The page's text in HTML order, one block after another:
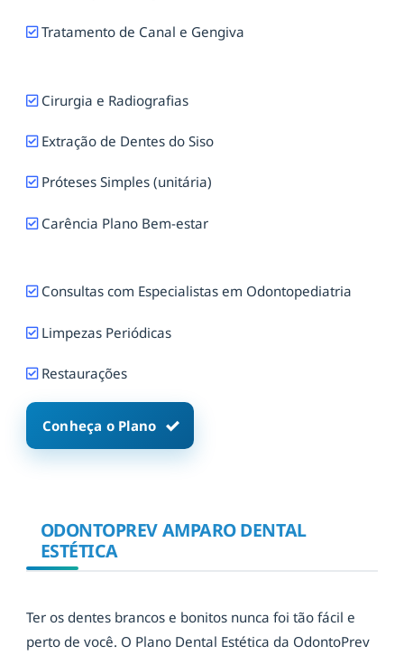
Tratamento de Canal e Gengiva
Cirurgia e Radiografias
Extração de Dentes do Siso
Próteses Simples (unitária)
Carência Plano Bem-estar
Consultas com Especialistas em Odontopediatria
Limpezas Periódicas
Restaurações
Conheça o Plano
ODONTOPREV AMPARO DENTAL
ESTÉTICA
Ter os dentes brancos e bonitos nunca foi tão fácil e
perto de você. O Plano Dental Estética da OdontoPrev